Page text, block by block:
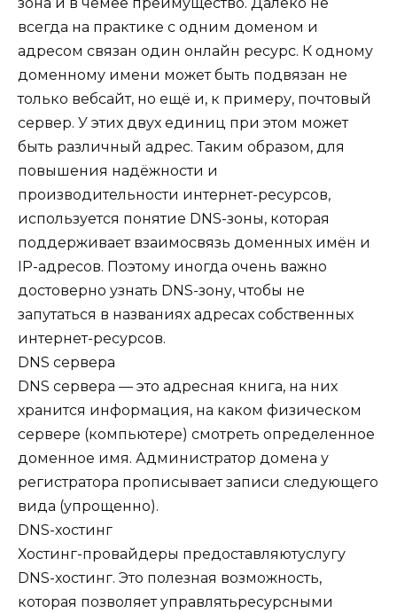
зона и в чёмеё преимущество. Далеко не
всегда на практике с одним доменом и
адресом связан один онлайн ресурс. К одному
доменному имени может быть подвязан не
только вебсайт, но ещё и, к примеру, почтовый
сервер. У этих двух единиц при этом может
быть различный адрес. Таким образом, для
повышения надёжности и
производительности интернет-ресурсов,
используется понятие DNS-зоны, которая
поддерживает взаимосвязь доменных имён и
IP-адресов. Поэтому иногда очень важно
достоверно узнать DNS-зону, чтобы не
запутаться в названиях адресах собственных
интернет-ресурсов.
DNS сервера
DNS сервера — это адресная книга, на них
хранится информация, на каком физическом
сервере (компьютере) смотреть определенное
доменное имя. Администратор домена у
регистратора прописывает записи следующего
вида (упрощенно).
DNS-хостинг
Хостинг-провайдеры предоставляютуслугу
DNS-хостинг. Это полезная возможность,
которая позволяет управлятьресурсными